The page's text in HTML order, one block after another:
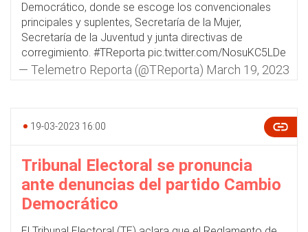
Democrático, donde se escoge los convencionales
principales y suplentes, Secretaría de la Mujer,
Secretaría de la Juventud y junta directivas de
corregimiento. #TReporta pic.twitter.com/NosuKC5LDe
— Telemetro Reporta (@TReporta) March 19, 2023
19-03-2023 16:00
Tribunal Electoral se pronuncia
ante denuncias del partido Cambio
Democrático